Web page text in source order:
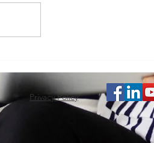
至少有3.7宗爆竊案
Privacy Policy